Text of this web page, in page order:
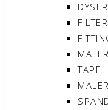
DYSER
FILTER
TAPE